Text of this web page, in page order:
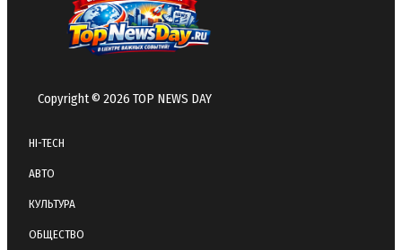
Copyright © 2026 TOP NEWS DAY
HI-TECH
АВТО
КУЛЬТУРА
ОБЩЕСТВО